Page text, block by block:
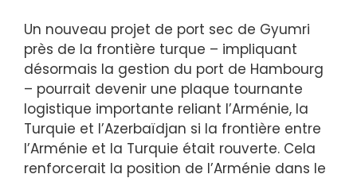
Un nouveau projet de port sec de Gyumri
près de la frontière turque – impliquant
désormais la gestion du port de Hambourg
– pourrait devenir une plaque tournante
logistique importante reliant l’Arménie, la
Turquie et l’Azerbaïdjan si la frontière entre
l’Arménie et la Turquie était rouverte. Cela
renforcerait la position de l’Arménie dans le